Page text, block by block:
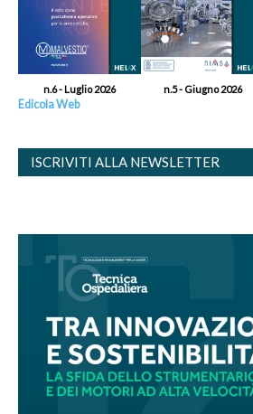
n.6 - Luglio 2026 n.5 - Giugno 2026
Edicola Web
ISCRIVITI ALLA NEWSLETTER